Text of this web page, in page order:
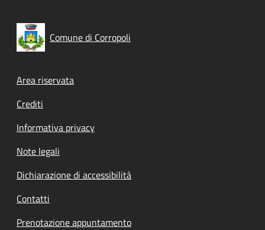
Comune di Corropoli
Footer menu
Area riservata
Crediti
Informativa privacy
Note legali
Dichiarazione di accessibilità
Contatti
Prenotazione appuntamento